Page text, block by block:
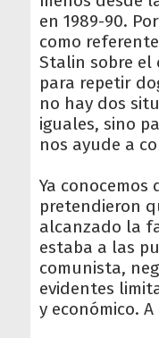
en 1989-90.
como
Stalin sobre el
para repetir
no hay dos
iguales, sino
nos ayude a
Ya conocemos
pretendieron
alcanzado la
estaba a las
comunista,
evidentes
y económico.